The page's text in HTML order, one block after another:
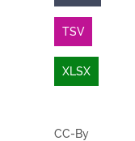
TSV
XLSX
CC-By